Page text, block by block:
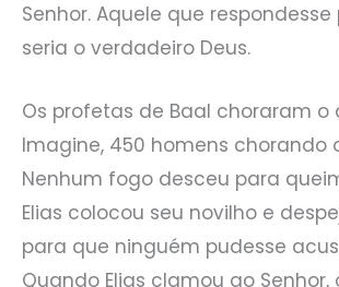
Senhor. Aquele que
seria o verdadeiro Deus.
Os profetas de Baal choraram
Imagine, 450 homens
Nenhum fogo desceu para
Elias colocou seu novilho e
para que ninguém pudesse
Quando Elias clamou ao